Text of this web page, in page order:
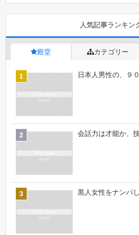
人気記事ランキン
殿堂 カテゴリー
日本人男性の、９
会話力は才能か、
黒人女性をナンパ